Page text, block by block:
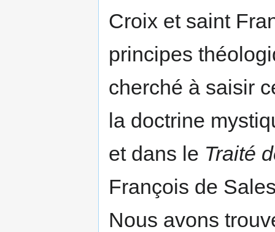
Croix et saint
principes
cherché à saisir
la doctrine
et dans le Traité
François de
Nous avons